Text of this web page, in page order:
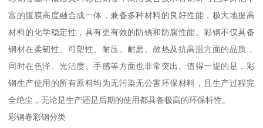
富的腹膜高度融合成一体，兼备多种材料的良好性能，极大地提高
材料的化学稳定性，具有更有效的防锈和防腐性能。彩钢不仅具备
钢材在柔韧性、可塑性、耐压、耐磨、散热及抗高温方面的品质，
同时在色泽、光洁度、手感等方面也非常突出。值得一提的是，彩
钢生产使用的所有原料均为无污染无公害环保材料，且生产过程完
全绝尘，无论是生产还是后期的使用都具备极高的环保特性。
彩钢卷彩钢分类